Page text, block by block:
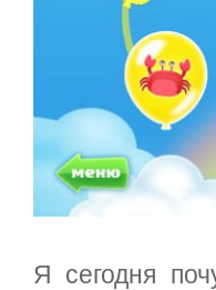
Я сегодня